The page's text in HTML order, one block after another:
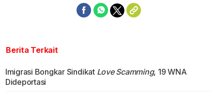
Berita Terkait
Imigrasi Bongkar Sindikat Love Scamming, 19 WNA
Dideportasi